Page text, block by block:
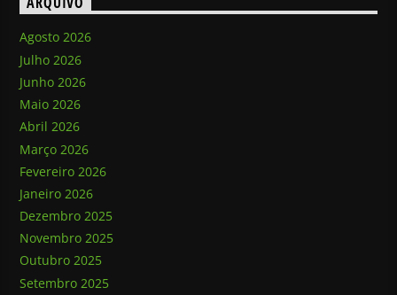
Agosto 2026
Julho 2026
Junho 2026
Maio 2026
Abril 2026
Março 2026
Fevereiro 2026
Janeiro 2026
Dezembro 2025
Novembro 2025
Outubro 2025
Setembro 2025